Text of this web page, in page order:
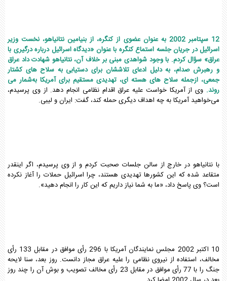
12
سپتامبر 2002 به عنوان عضوی از کنگره، از بنیامین نتانیاهو، نخست وزیر
اسرائیل در جریان جلسه استماع کنگره با عنوان «دیدگاه اسرائیل درباره درگیری با
عراق» سؤال کردم. با وجود شواهدی مبنی بر خلاف آن، نتانیاهو شهادت داد عراق
و رهبرش صدام، به دلیل ادعای تلاششان برای دستیابی به سلاح های کشتار
جمعی، ازجمله سلاح های هسته ای، تهدیدی مستقیم برای آمریکا به‌شمار می
روند. وی از آمریکا خواست علیه عراق اقدام نظامی انجام دهد. از وی پرسیدم،
می‌خواهید آمریکا به چه اهداف دیگری حمله کند، گفت: ایران و لیبی.
با نتانیاهو در خارج از سالن جلسات صحبت کردم و از وی پرسیدم، اگر اینقدر
متقاعد شده که این کشورها تهدیدی هستند، چرا اسرائیل حملات را آغاز نکرده
است؟ وی پاسخ داد، «ما به شما نیاز داریم که این کار را انجام دهید».
10 اکتبر 2002 مجلس نمایندگان آمریکا با 296 رأی موافق در مقابل 133 رأی
مخالف، استفاده از نیروی نظامی را علیه عراق مجاز دانست. روز بعد، سنا لایحه
جنگ را با 77 رأی موافق در مقابل 23 رأی مخالف تصویب و بوش آن را چند روز